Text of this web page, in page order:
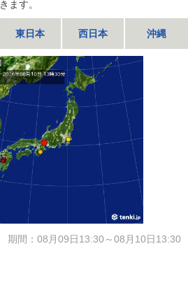
ます。
東日本 西日本 沖縄
期間：08月09日13:30～08月10日13:30